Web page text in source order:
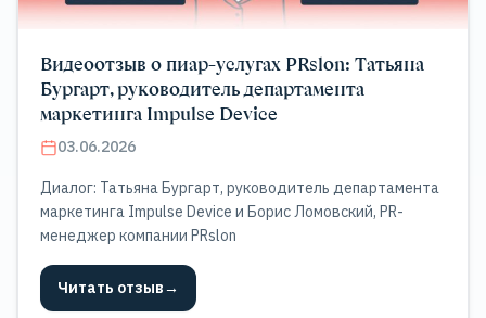
Видеоотзыв о пиар-услугах PRslon: Татьяна
Бургарт, руководитель департамента
маркетинга Impulse Device
03.06.2026
Диалог: Татьяна Бургарт, руководитель департамента
маркетинга Impulse Device и Борис Ломовский, PR-
менеджер компании PRslon
Читать отзыв→